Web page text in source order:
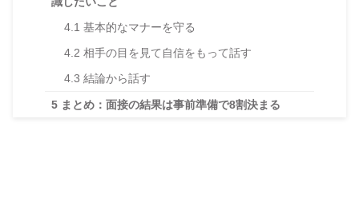
4.1 基本的なマナーを守る
4.2 相手の目を見て自信をもって話す
4.3 結論から話す
5 まとめ：面接の結果は事前準備で8割決まる